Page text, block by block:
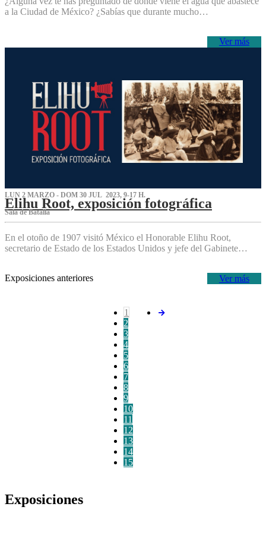
a la Ciudad de México? ¿Sabías que durante mucho…
Ver más
LUN 2 MARZO - DOM 30 JUL 2023, 9-17 H.
Elihu Root, exposición fotográfica
Sala de Batalla
En el otoño de 1907 visitó México el Honorable Elihu Root,
secretario de Estado de los Estados Unidos y jefe del Gabinete…
Ver más
Exposiciones anteriores
1
2
3
4
5
6
7
8
9
10
11
12
13
14
15
Exposiciones